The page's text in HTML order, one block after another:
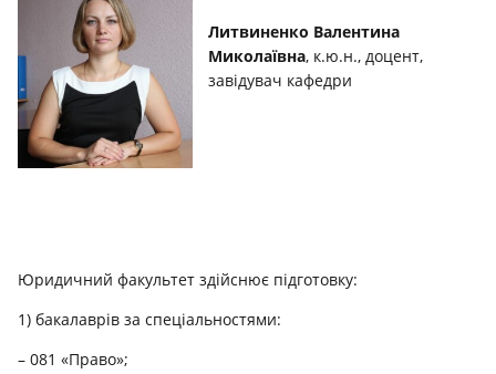
Литвиненко Валентина
Миколаївна, к.ю.н., доцент,
завідувач кафедри
Юридичний факультет здійснює підготовку:
1) бакалаврів за спеціальностями:
– 081 «Право»;